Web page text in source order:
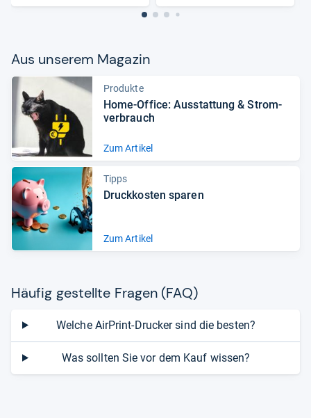
Aus unse­rem Maga­zin
Produkte
Home-​Office: Aus­stat­tung & Strom­
ver­brauch
Zum Artikel
Tipps
Druckkosten sparen
Zum Artikel
Häu­fig gestellte Fra­gen (FAQ)
Welche AirPrint-Drucker sind die besten?
Was sollten Sie vor dem Kauf wissen?